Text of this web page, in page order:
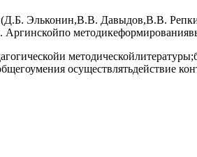
Эльконин,В.В. Давыдов,В.В.
осуществлятьдействие